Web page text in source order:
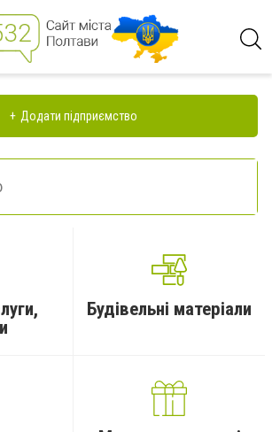
Додати підприємство
Будівельні матеріали